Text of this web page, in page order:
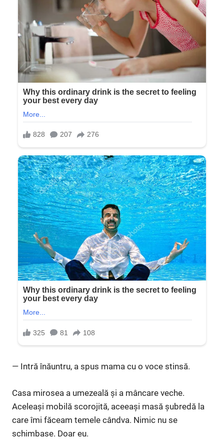
— Intră înăuntru, a spus mama cu o voce stinsă.
Casa mirosea a umezeală și a mâncare veche.
Aceleași mobilă scorojită, aceeași masă șubredă la
care îmi făceam temele cândva. Nimic nu se
schimbase. Doar eu.